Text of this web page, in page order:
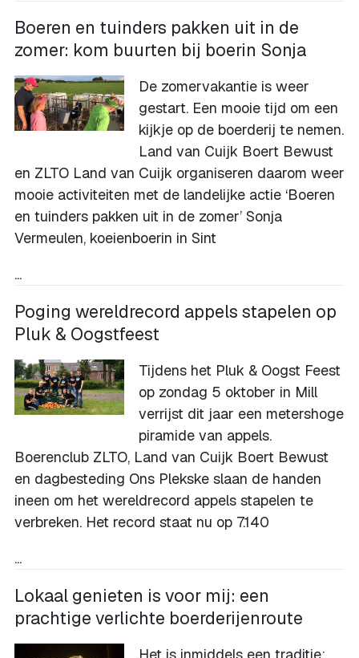
Boeren en tuinders pakken uit in de
zomer: kom buurten bij boerin Sonja
De zomervakantie is weer
gestart. Een mooie tijd om een
kijkje op de boerderij te nemen.
Land van Cuijk Boert Bewust
en ZLTO Land van Cuijk organiseren daarom weer
mooie activiteiten met de landelijke actie ‘Boeren
en tuinders pakken uit in de zomer’ Sonja
Vermeulen, koeienboerin in Sint
...
Poging wereldrecord appels stapelen op
Pluk & Oogstfeest
Tijdens het Pluk & Oogst Feest
op zondag 5 oktober in Mill
verrijst dit jaar een metershoge
piramide van appels.
Boerenclub ZLTO, Land van Cuijk Boert Bewust
en dagbesteding Ons Plekske slaan de handen
ineen om het wereldrecord appels stapelen te
verbreken. Het record staat nu op 7.140
...
Lokaal genieten is voor mij: een
prachtige verlichte boerderijenroute